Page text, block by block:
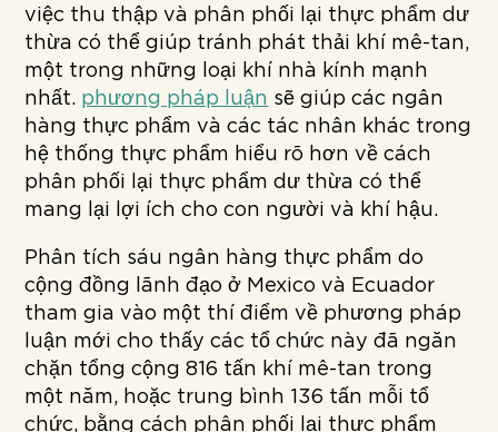
việc thu thập và phân phối lại thực phẩm dư
thừa có thể giúp tránh phát thải khí mê-tan,
một trong những loại khí nhà kính mạnh
nhất. phương pháp luận sẽ giúp các ngân
hàng thực phẩm và các tác nhân khác trong
hệ thống thực phẩm hiểu rõ hơn về cách
phân phối lại thực phẩm dư thừa có thể
mang lại lợi ích cho con người và khí hậu.
Phân tích sáu ngân hàng thực phẩm do
cộng đồng lãnh đạo ở Mexico và Ecuador
tham gia vào một thí điểm về phương pháp
luận mới cho thấy các tổ chức này đã ngăn
chặn tổng cộng 816 tấn khí mê-tan trong
một năm, hoặc trung bình 136 tấn mỗi tổ
chức, bằng cách phân phối lại thực phẩm